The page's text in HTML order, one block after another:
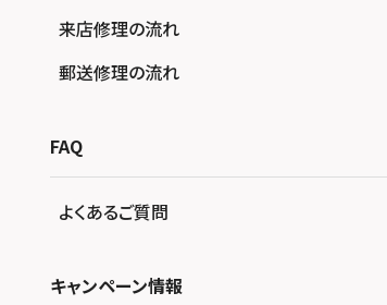
来店修理の流れ
郵送修理の流れ
FAQ
よくあるご質問
キャンペーン情報